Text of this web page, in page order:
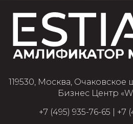
119530, Москва, Очаковское
Бизнес Центр
+7 (495) 935-76-65
+7